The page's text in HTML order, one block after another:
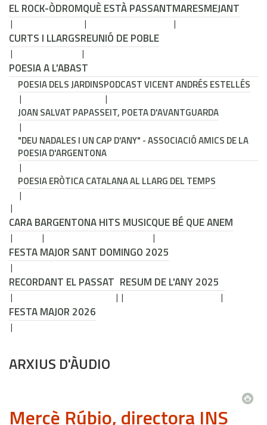
EL ROCK-ÒDROMQUÈ ESTÀ PASSANTMARESMEJANT
CURTS I LLARGSREUNIÓ DE POBLE
POESIA A L'ABAST
POESIA DELS JARDINSPODCAST VICENT ANDRÉS ESTELLÉS
JOAN SALVAT PAPASSEIT, POETA D'AVANTGUARDA
"DEU NADALES I UN CAP D'ANY" - ASSOCIACIÓ AMICS DE LA
POESIA D'ARGENTONA
POESIA ERÒTICA CATALANA AL LLARG DEL TEMPS
CARA BARGENTONA HITS MUSICQUE BÉ QUE ANEM
FESTA MAJOR SANT DOMINGO 2025
RECORDANT EL PASSAT RESUM DE L'ANY 2025
FESTA MAJOR 2026
ARXIUS D'ÀUDIO
Mercè Rúbio, directora INS